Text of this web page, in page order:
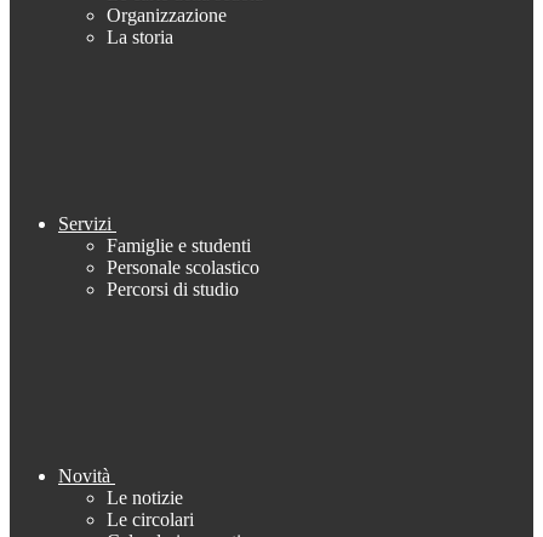
Organizzazione
La storia
Servizi
Famiglie e studenti
Personale scolastico
Percorsi di studio
Novità
Le notizie
Le circolari